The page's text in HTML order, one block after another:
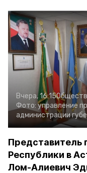
Вчера, 16:15
Фото: управление
администрации
Представитель
Республики в
Лом-Алиевич